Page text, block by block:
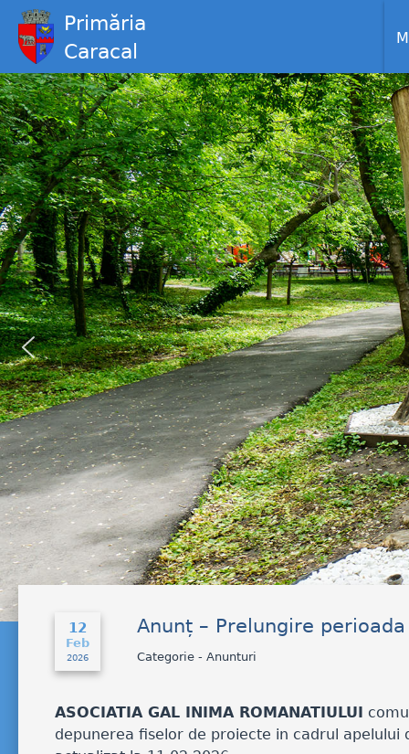
Primăria
Caracal
12
Feb
2026
Anunț – Prelungire
Categorie - Anunturi
ASOCIATIA GAL INIMA ROMANATIULUI
depunerea fiselor de proiecte in cadrul apelului